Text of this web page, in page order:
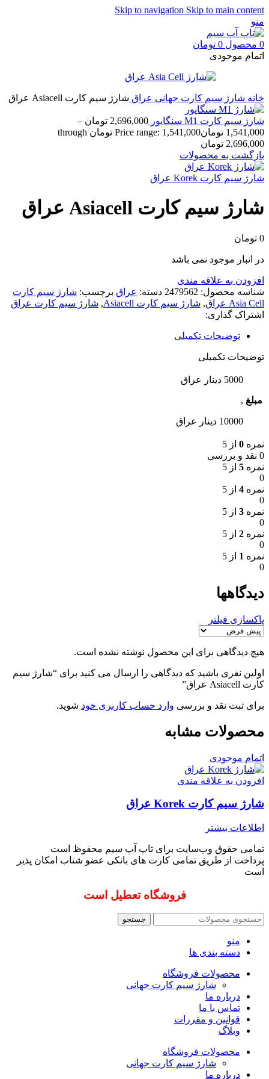
Skip to navigation Skip to main content
منو
0 محصول 0 تومان
اتمام موجودی
خانه شارژ سیم کارت جهانی عراق شارژ سیم کارت Asiacell عراق
شارژ سیم کارت M1 سنگاپور 2,696,000 تومان –
1,541,000 تومان
Price range: 1,541,000 تومان through
2,696,000 تومان
بازگشت به محصولات
شارژ سیم کارت Korek عراق
شارژ سیم کارت Asiacell عراق
0 تومان
در انبار موجود نمی باشد
افزودن به علاقه مندی
شناسه محصول: 2479562 دسته: عراق برچسب: شارژ سیم کارت
Asia Cell عراق
, شارژ سیم کارت Asiacell , شارژ سیم کارت عراق
اشتراک گذاری:
توضیحات تکمیلی
توضیحات تکمیلی
مبلغ
5000 دینار عراق
,
10000 دینار عراق
نمره 0 از 5
0 نقد و بررسی
نمره 5 از 5
0
نمره 4 از 5
0
نمره 3 از 5
0
نمره 2 از 5
0
نمره 1 از 5
0
دیدگاهها
پاکسازی فیلتر
هیچ دیدگاهی برای این محصول نوشته نشده است.
اولین نفری باشید که دیدگاهی را ارسال می کنید برای “شارژ سیم
کارت Asiacell عراق”
برای ثبت نقد و بررسی وارد حساب کاربری خود شوید.
محصولات مشابه
اتمام موجودی
افزودن به علاقه مندی
شارژ سیم کارت Korek عراق
اطلاعات بیشتر
تمامی حقوق وب‌سایت برای تاپ آپ سیم محفوظ است
پرداخت از طریق تمامی کارت های بانکی عضو شتاب امکان پذیر
است
فروشگاه تعطیل است
جستجو
منو
دسته بندی ها
محصولات فروشگاه
شارژ سیم کارت جهانی
درباره ما
تماس با ما
قوانین و مقررات
وبلاگ
محصولات فروشگاه
شارژ سیم کارت جهانی
درباره ما